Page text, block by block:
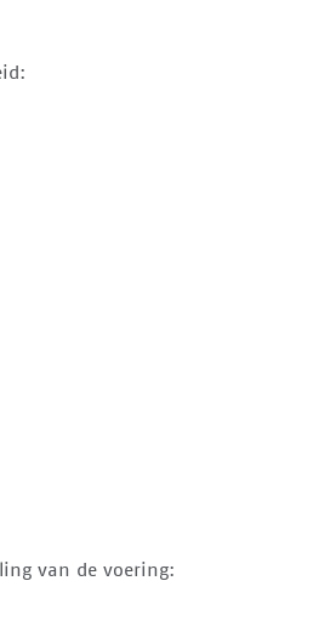
van de voering: